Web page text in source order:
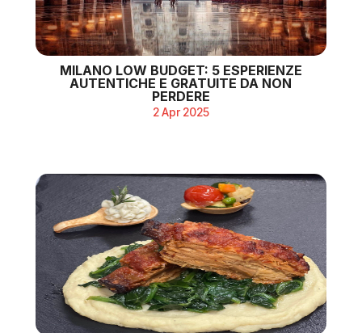
MILANO LOW BUDGET: 5 ESPERIENZE
AUTENTICHE E GRATUITE DA NON
PERDERE
2 Apr 2025